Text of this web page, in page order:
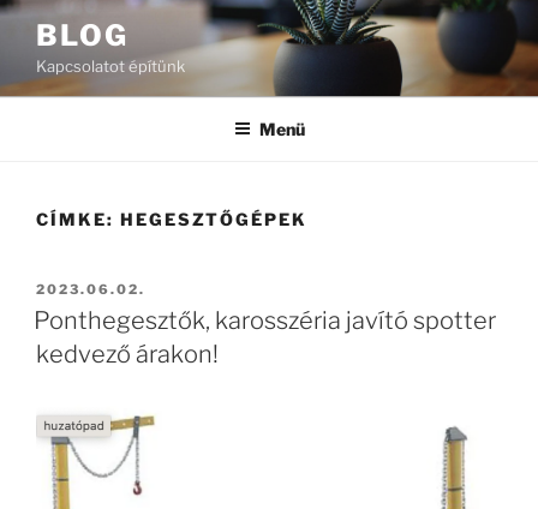
Tartalomhoz
BLOG
Kapcsolatot építünk
Menü
CÍMKE: HEGESZTŐGÉPEK
BEKÜLDVE:
2023.06.02.
Ponthegesztők, karosszéria javító spotter
kedvező árakon!